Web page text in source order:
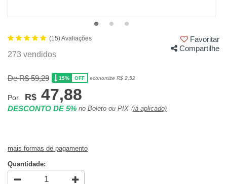
(15) Avaliações
Favoritar
273 vendidos
Compartilhe
De R$ 59,29 15% OFF economize R$ 2,52
Por R$ 47,88
DESCONTO DE 5% no Boleto ou PIX (já aplicado)
mais formas de pagamento
Quantidade: